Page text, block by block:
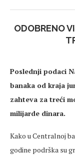
ODOBRENO
Poslednji podaci
banaka od kraja
zahteva za treći
milijarde dinara.
Kako u Centralnoj
godine podrška su